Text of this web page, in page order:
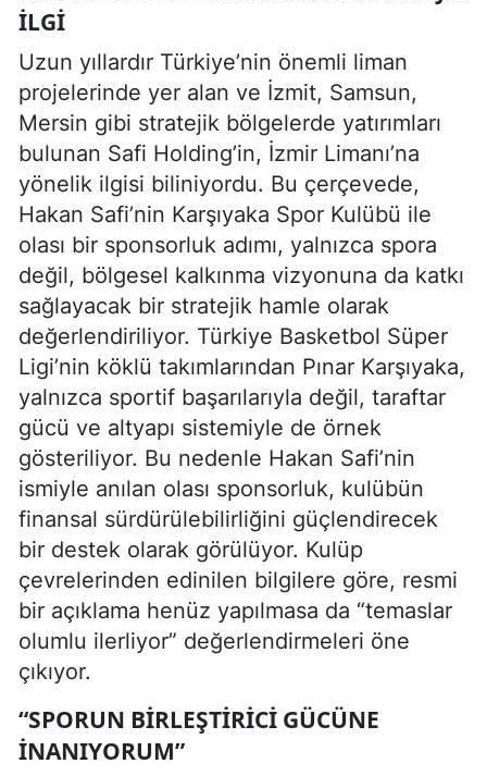
İLGI
Uzun yıllardır Türkiye’nin önemli liman
projelerinde yer alan ve İzmit, Samsun,
Mersin gibi stratejik bölgelerde yatırımları
bulunan Safi Holding’in, İzmir Limanı’na
yönelik ilgisi biliniyordu. Bu çerçevede,
Hakan Safi’nin Karşıyaka Spor Kulübü ile
olası bir sponsorluk adımı, yalnızca spora
değil, bölgesel kalkınma vizyonuna da katkı
sağlayacak bir stratejik hamle olarak
değerlendiriliyor. Türkiye Basketbol Süper
Ligi’nin köklü takımlarından Pınar Karşıyaka,
yalnızca sportif başarılarıyla değil, taraftar
gücü ve altyapı sistemiyle de örnek
gösteriliyor. Bu nedenle Hakan Safi’nin
ismiyle anılan olası sponsorluk, kulübün
finansal sürdürülebilirliğini güçlendirecek
bir destek olarak görülüyor. Kulüp
çevrelerinden edinilen bilgilere göre, resmi
bir açıklama henüz yapılmasa da “temaslar
olumlu ilerliyor” değerlendirmeleri öne
çıkıyor.
“SPORUN BIRLEŞTIRICI GÜCÜNE
İNANIYORUM”